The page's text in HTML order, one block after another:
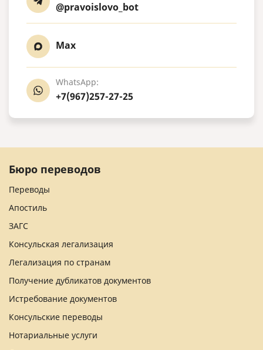
@pravoislovo_bot
Max
WhatsApp:
+7(967)257-27-25
Бюро переводов
Переводы
Апостиль
ЗАГС
Консульская легализация
Легализация по странам
Получение дубликатов документов
Истребование документов
Консульские переводы
Нотариальные услуги